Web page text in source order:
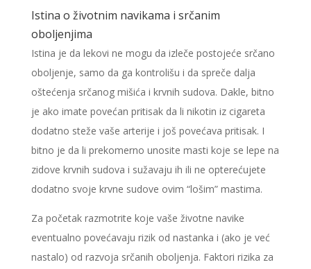
Istina o životnim navikama i srčanim
oboljenjima
Istina je da lekovi ne mogu da izleče postojeće srčano
oboljenje, samo da ga kontrolišu i da spreče dalja
oštećenja srčanog mišića i krvnih sudova. Dakle, bitno
je ako imate povećan pritisak da li nikotin iz cigareta
dodatno steže vaše arterije i još povećava pritisak. I
bitno je da li prekomerno unosite masti koje se lepe na
zidove krvnih sudova i sužavaju ih ili ne opterećujete
dodatno svoje krvne sudove ovim “lošim” mastima.
Za početak razmotrite koje vaše životne navike
eventualno povećavaju rizik od nastanka i (ako je već
nastalo) od razvoja srčanih oboljenja. Faktori rizika za